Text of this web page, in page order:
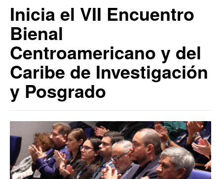
Inicia el VII Encuentro
Bienal
Centroamericano y del
Caribe de Investigación
y Posgrado